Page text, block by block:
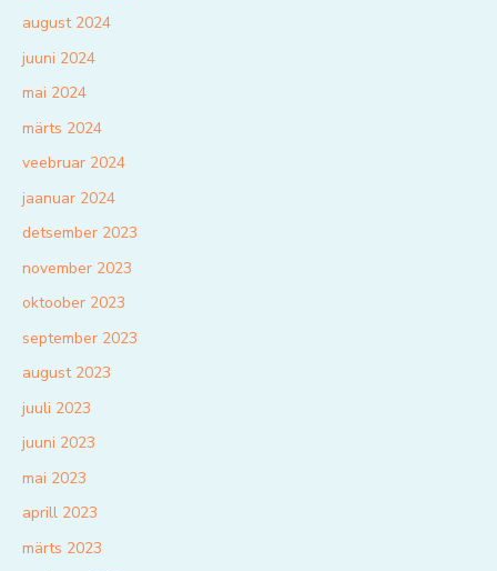
august 2024
juuni 2024
mai 2024
märts 2024
veebruar 2024
jaanuar 2024
detsember 2023
november 2023
oktoober 2023
september 2023
august 2023
juuli 2023
juuni 2023
mai 2023
aprill 2023
märts 2023